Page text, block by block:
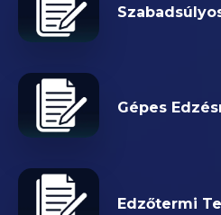
Gépes
Edzőtermi